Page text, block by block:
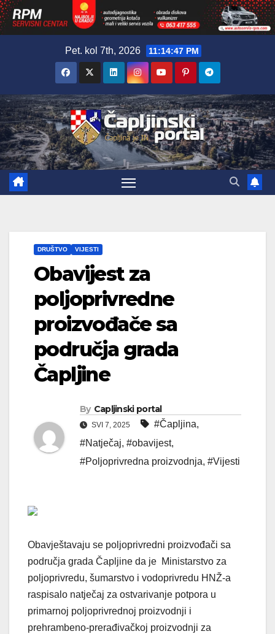
Pet. kol 7th, 2026 11:14:48 PM
DRUŠTVO VIJESTI
Obavijest za
poljoprivredne
proizvođače sa
područja grada
Čapljine
By Capljinski portal
SVI 7, 2025 #Čapljina,
#Natječaj, #obavijest,
#Poljoprivredna proizvodnja, #Vijesti
Obavještavaju se poljoprivredni proizvođači sa
područja grada Čapljine da je Ministarstvo za
poljoprivredu, šumarstvo i vodoprivredu HNŽ-a
raspisalo natječaj za ostvarivanje potpora u
primarnoj poljoprivrednoj proizvodnji i
prehrambeno-prerađivačkoj proizvodnji za